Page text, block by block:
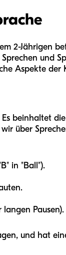
2-Jährigen
und
Aspekte der
beinhaltet
über
in "Ball").
Pausen).
und hat